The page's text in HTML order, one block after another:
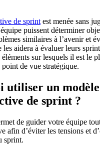
de sprint est menée sans
puissent déterminer
similaires à l’avenir et
les aidera à évaluer leurs
sur lesquels il est le
de vue stratégique.
utiliser un
de sprint ?
de guider votre équipe
afin d’éviter les tensions et
sprint.